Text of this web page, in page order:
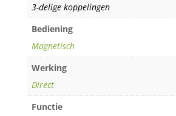
3-delige koppelingen
Bediening
Magnetisch
Werking
Direct
Functie